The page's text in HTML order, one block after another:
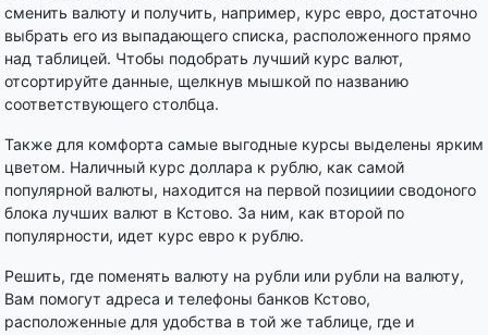
сменить валюту и получить, например, курс евро, достаточно
выбрать его из выпадающего списка, расположенного прямо
над таблицей. Чтобы подобрать лучший курс валют,
отсортируйте данные, щелкнув мышкой по названию
соответствующего столбца.
Также для комфорта самые выгодные курсы выделены ярким
цветом. Наличный курс доллара к рублю, как самой
популярной валюты, находится на первой позициии сводоного
блока лучших валют в Кстово. За ним, как второй по
популярности, идет курс евро к рублю.
Решить, где поменять валюту на рубли или рубли на валюту,
Вам помогут адреса и телефоны банков Кстово,
расположенные для удобства в той же таблице, где и